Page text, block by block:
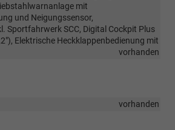
mit
und Neigungssensor,
Sportfahrwerk SCC, Digital Cockpit Plus
Elektrische Heckklappenbedienung mit
vorhanden
vorhanden